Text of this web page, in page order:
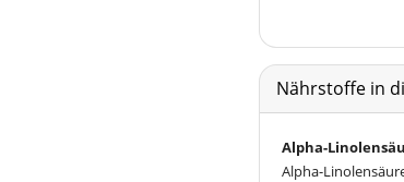
Nährstoffe in
Alpha-
Alpha-